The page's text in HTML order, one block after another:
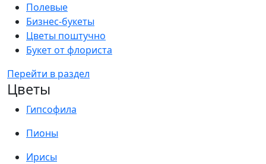
Полевые
Бизнес-букеты
Цветы поштучно
Букет от флориста
Перейти в раздел
Цветы
Гипсофила
Пионы
Ирисы